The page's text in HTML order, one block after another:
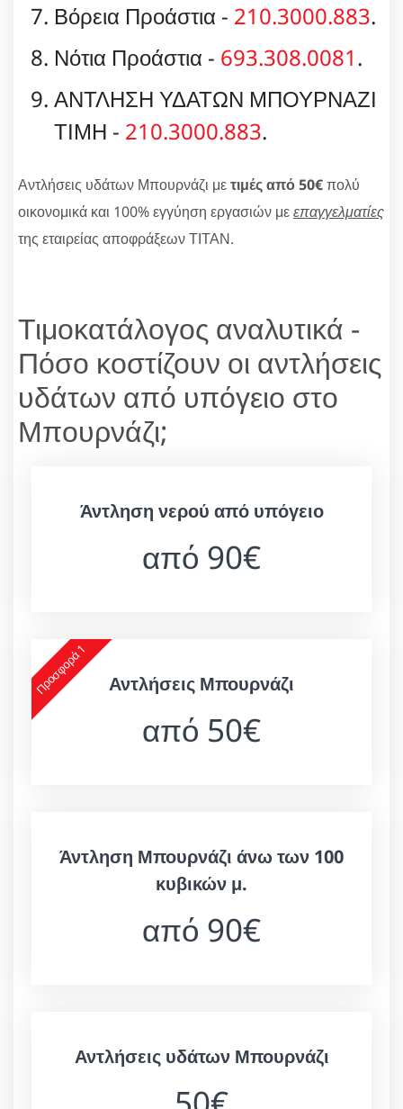
Βόρεια Προάστια - 210.3000.883.
Νότια Προάστια - 693.308.0081.
ΑΝΤΛΗΣΗ ΥΔΑΤΩΝ ΜΠΟΥΡΝΑΖΙ
ΤΙΜΗ - 210.3000.883.
Αντλήσεις υδάτων Μπουρνάζι μετιμές από 50€πολύ
οικονομικά και 100% εγγύηση εργασιών μεεπαγγελματίες
της εταιρείας αποφράξεων ΤΙΤΑΝ.
Τιμοκατάλογος αναλυτικά -
Πόσο κοστίζουν οι αντλήσεις
υδάτων από υπόγειο στο
Μπουρνάζι;
Άντληση νερού από υπόγειο
από 90€
Προσφορά 1 Αντλήσεις Μπουρνάζι
από 50€
Άντληση Μπουρνάζι άνω των 100
κυβικών μ.
από 90€
Αντλήσεις υδάτων Μπουρνάζι